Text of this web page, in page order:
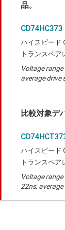
品。
CD74HC373
ハイスピード
トランスペア
Voltage
average drive
比較対象デ
ハイスピード
トランスペア
Voltage
22ns,